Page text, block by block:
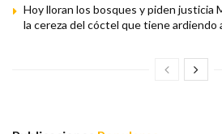
Hoy lloran los bosques y piden justicia
la cereza del cóctel que tiene ardiendo